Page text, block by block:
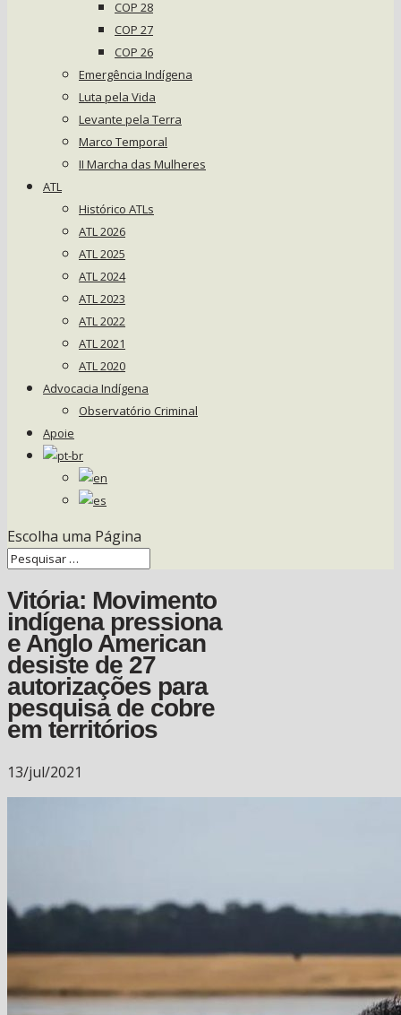
COP 28
COP 27
COP 26
Emergência Indígena
Luta pela Vida
Levante pela Terra
Marco Temporal
II Marcha das Mulheres
ATL
Histórico ATLs
ATL 2026
ATL 2025
ATL 2024
ATL 2023
ATL 2022
ATL 2021
ATL 2020
Advocacia Indígena
Observatório Criminal
Apoie
Escolha uma Página
Vitória: Movimento
indígena pressiona
e Anglo American
desiste de 27
autorizações para
pesquisa de cobre
em territórios
13/jul/2021